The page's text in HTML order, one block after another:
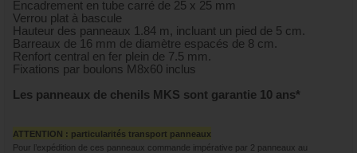
Encadrement en tube carré de 25 x 25 mm
Verrou plat à bascule
Hauteur des panneaux 1.84 m, incluant un pied de 5 cm.
Barreaux de 16 mm de diamètre espacés de 8 cm.
Renfort central en fer plein de 7.5 mm.
Fixations par boulons M8x60 inclus
Les panneaux de chenils MKS sont garantie 10 ans*
ATTENTION : particularités transport panneaux
Pour l’expédition de ces panneaux commande impérative par 2 panneaux au